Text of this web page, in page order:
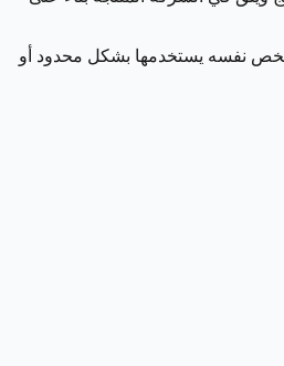
نفسه يستخدمها بشكل محدود أو